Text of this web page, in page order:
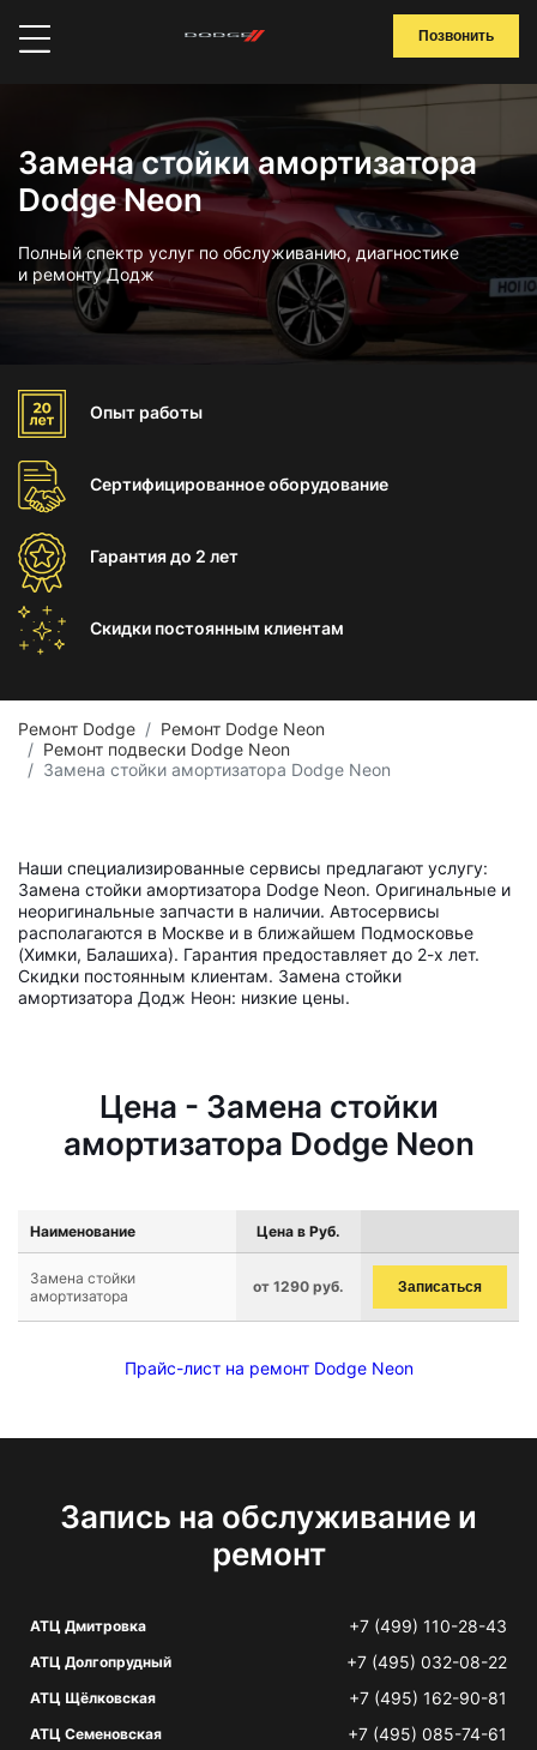
Позвонить
Замена стойки амортизатора
Dodge Neon
Полный спектр услуг по обслуживанию, диагностике
и ремонту Додж
Опыт работы
Сертифицированноеоборудование
Гарантиядо 2 лет
Скидки постоянным клиентам
Ремонт Dodge
Ремонт Dodge Neon
Ремонт подвески Dodge Neon
Замена стойки амортизатора Dodge Neon
Наши специализированные сервисы предлагают услугу:
Замена стойки амортизатора Dodge Neon. Оригинальные и
неоригинальные запчасти в наличии. Автосервисы
располагаются в Москве и в ближайшем Подмосковье
(Химки, Балашиха). Гарантия предоставляет до 2-х лет.
Скидки постоянным клиентам. Замена стойки
амортизатора Додж Неон: низкие цены.
Цена - Замена стойки
амортизатора Dodge Neon
Наименование Цена в Руб.
Замена стойки
амортизатора
от 1290 руб. Записаться
Прайс-лист на ремонт Dodge Neon
Запись на обслуживание и
ремонт
АТЦ Дмитровка +7 (499) 110-28-43
АТЦ Долгопрудный +7 (495) 032-08-22
АТЦ Щёлковская +7 (495) 162-90-81
АТЦ Семеновская +7 (495) 085-74-61